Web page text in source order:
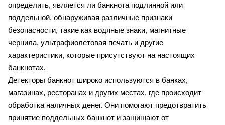
определить, является ли банкнота подлинной или
поддельной, обнаруживая различные признаки
безопасности, такие как водяные знаки, магнитные
чернила, ультрафиолетовая печать и другие
характеристики, которые присутствуют на настоящих
банкнотах.
Детекторы банкнот широко используются в банках,
магазинах, ресторанах и других местах, где происходит
обработка наличных денег. Они помогают предотвратить
принятие поддельных банкнот и защищают от